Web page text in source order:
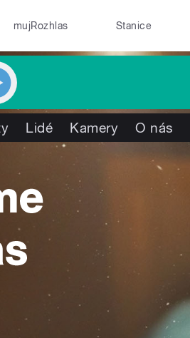
mujRozhlas Stanice
Lidé Kamery O nás